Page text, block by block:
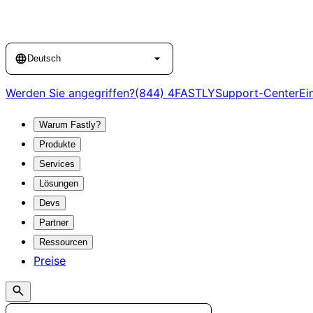
Language
Deutsch
Werden Sie angegriffen?(844) 4FASTLYSupport-Center
Warum Fastly?
Produkte
Services
Lösungen
Devs
Partner
Ressourcen
Preise